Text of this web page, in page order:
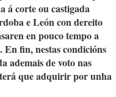
á corte ou castigada
e León con dereito
en pouco tempo a
En fin, nestas condicións
ademais de voto nas
que adquirir por unha